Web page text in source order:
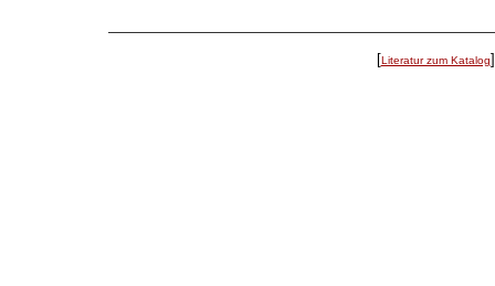
[Literatur zum Katalog